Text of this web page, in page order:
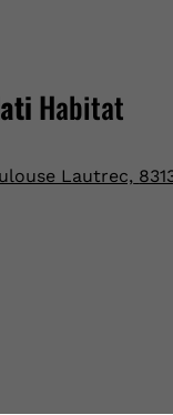
Habitat
Lautrec,